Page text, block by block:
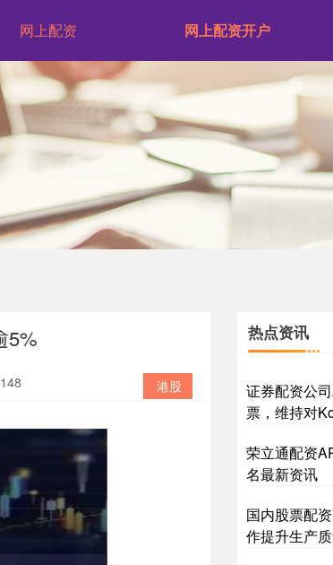
网上配资 网上配资开户
5%
港股
热点资讯
证券配资公
票，维持对
荣立通配资
名最新资讯
国内股票配
作提升生产